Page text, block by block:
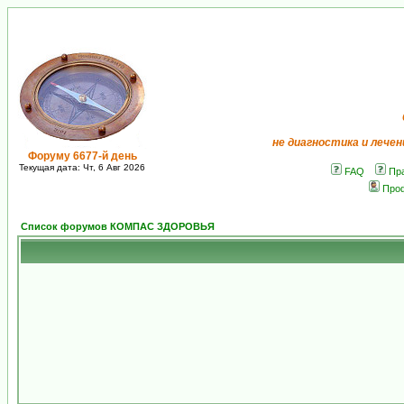
Форуму 6677-й день
Текущая дата: Чт, 6 Авг 2026
не диагностика и
FAQ
Список форумов КОМПАС ЗДОРОВЬЯ